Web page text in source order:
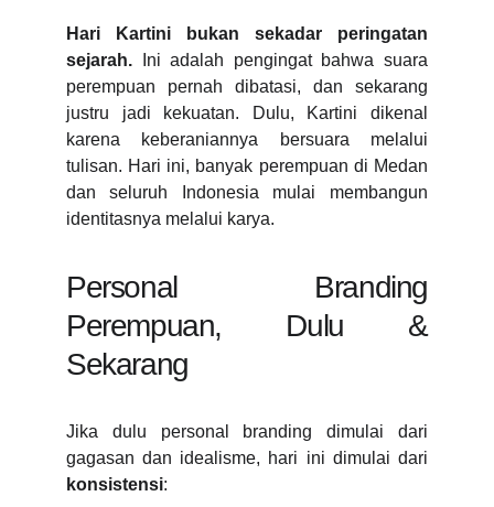
Hari Kartini bukan sekadar peringatan
sejarah. Ini adalah pengingat bahwa suara
perempuan pernah dibatasi, dan sekarang
justru jadi kekuatan. Dulu, Kartini dikenal
karena keberaniannya bersuara melalui
tulisan. Hari ini, banyak perempuan di Medan
dan seluruh Indonesia mulai membangun
identitasnya melalui karya.
Personal Branding
Perempuan, Dulu &
Sekarang
Jika dulu personal branding dimulai dari
gagasan dan idealisme, hari ini dimulai dari
konsistensi: